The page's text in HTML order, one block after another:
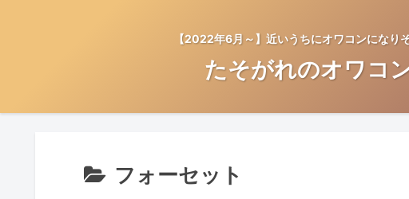
【2022年6月～】近いうちにオワコンになり
たそがれのオワコ
フォーセット